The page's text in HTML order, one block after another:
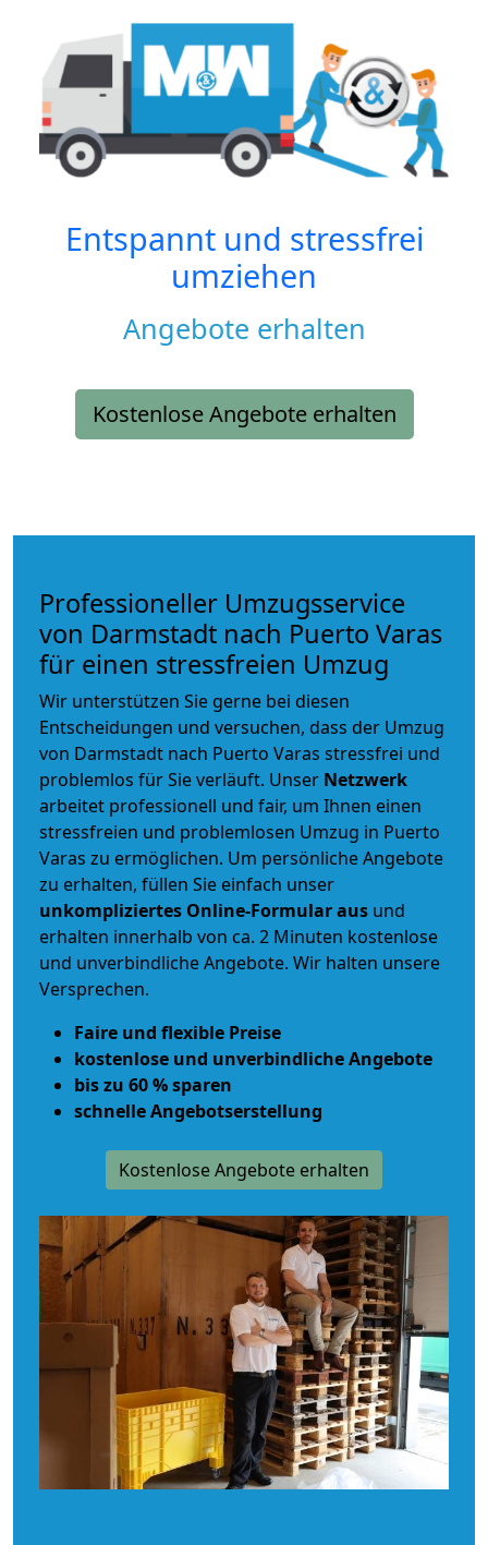
Entspannt und stressfrei
umziehen
Angebote erhalten
Kostenlose Angebote erhalten
Professioneller Umzugsservice
von Darmstadt nach Puerto Varas
für einen stressfreien Umzug
Wir unterstützen Sie gerne bei diesen
Entscheidungen und versuchen, dass der Umzug
von Darmstadt nach Puerto Varas stressfrei und
problemlos für Sie verläuft. Unser Netzwerk
arbeitet professionell und fair, um Ihnen einen
stressfreien und problemlosen Umzug in Puerto
Varas zu ermöglichen. Um persönliche Angebote
zu erhalten, füllen Sie einfach unser
unkompliziertes Online-Formular aus und
erhalten innerhalb von ca. 2 Minuten kostenlose
und unverbindliche Angebote. Wir halten unsere
Versprechen.
Faire und flexible Preise
kostenlose und unverbindliche Angebote
bis zu 60 % sparen
schnelle Angebotserstellung
Kostenlose Angebote erhalten